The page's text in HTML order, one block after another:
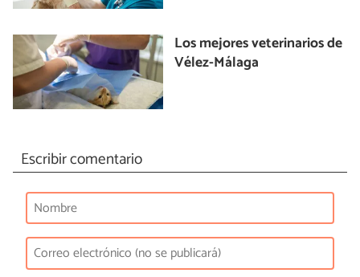
Los mejores veterinarios de
Vélez-Málaga
Escribir comentario